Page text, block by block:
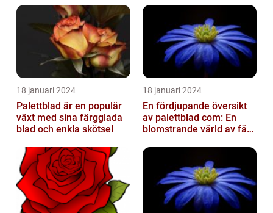
18 januari 2024
Palettblad är en populär
växt med sina färgglada
blad och enkla skötsel
18 januari 2024
En fördjupande översikt
av palettblad com: En
blomstrande värld av färg